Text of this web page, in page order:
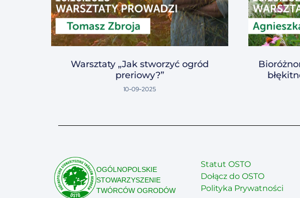
Warsztaty „Jak stworzyć ogród
preriowy?”
10-09-2025
OGÓLNOPOLSKIE
STOWARZYSZENIE
TWÓRCÓW OGRODÓW
Statut OSTO
Dołącz do OSTO
Polityka Prywatności